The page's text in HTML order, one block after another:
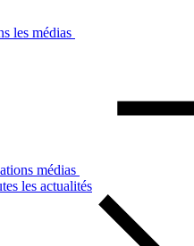
les médias
médias
les actualités